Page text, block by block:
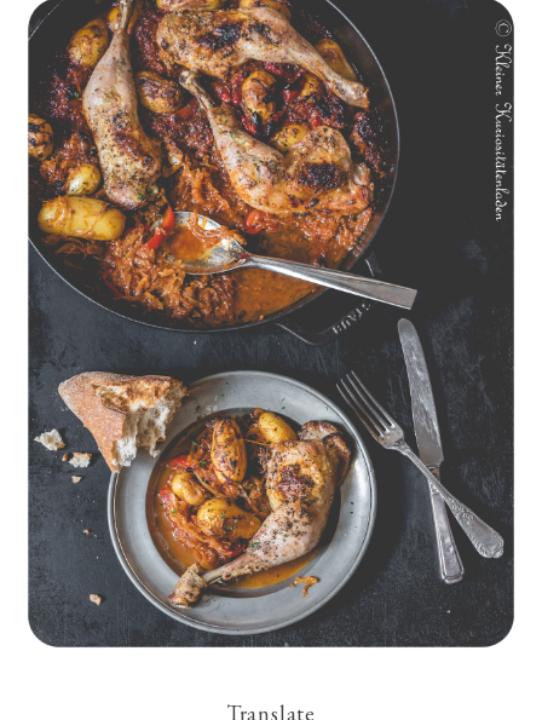
Geschmorte Hähnchenschenkel auf Paprikakraut und kleinen
Kartoffeln
Translate